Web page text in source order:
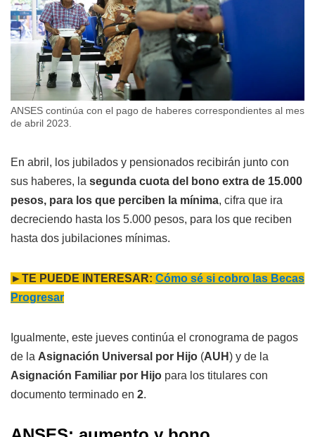
ANSES continúa con el pago de haberes correspondientes al mes
de abril 2023.
En abril, los jubilados y pensionados recibirán junto con
sus haberes, la segunda cuota del bono extra de 15.000
pesos, para los que perciben la mínima, cifra que ira
decreciendo hasta los 5.000 pesos, para los que reciben
hasta dos jubilaciones mínimas.
►TE PUEDE INTERESAR: Cómo sé si cobro las Becas
Progresar
Igualmente, este jueves continúa el cronograma de pagos
de la Asignación Universal por Hijo (AUH) y de la
Asignación Familiar por Hijo para los titulares con
documento terminado en 2.